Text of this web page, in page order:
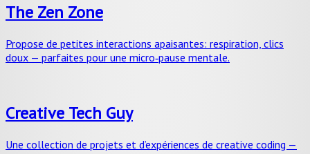
The Zen Zone
Propose de petites interactions apaisantes: respiration, clics
doux — parfaites pour une micro‑pause mentale.
Creative Tech Guy
Une collection de projets et d’expériences de creative coding —